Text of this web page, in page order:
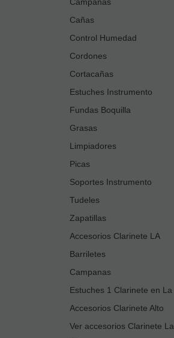
Cañas
Control Humedad
Cordones
Cortacañas
Estuches Instrumento
Fundas Boquilla
Grasas
Limpiadores
Picas
Soportes Instrumento
Tudeles
Zapatillas
Accesorios Clarinete LA
Barriletes
Campanas
Estuches 1 Clarinete en La
Accesorios Clarinete Alto
Ver accesorios Clarinete La